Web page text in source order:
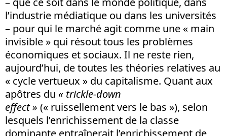
l’industrie médiatique ou dans les universités
– pour qui le marché agit comme une « main
invisible » qui résout tous les problèmes
économiques et sociaux. Il ne reste rien,
aujourd’hui, de toutes les théories relatives au
« cycle vertueux » du capitalisme. Quant aux
apôtres du « trickle-down
effect » (« ruissellement vers le bas »), selon
lesquels l’enrichissement de la classe
dominante entraînerait l’enrichissement de